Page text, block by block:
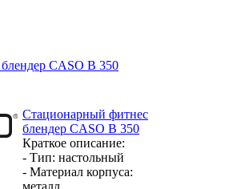
CASO B 350
Стационарный фитнес
блендер CASO B 350
Краткое описание:
- Тип: настольный
- Материал корпуса:
металл